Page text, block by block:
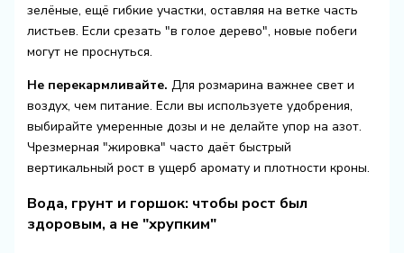
зелёные, ещё гибкие участки, оставляя на ветке часть
листьев. Если срезать "в голое дерево", новые побеги
могут не проснуться.
Не перекармливайте. Для розмарина важнее свет и
воздух, чем питание. Если вы используете удобрения,
выбирайте умеренные дозы и не делайте упор на азот.
Чрезмерная "жировка" часто даёт быстрый
вертикальный рост в ущерб аромату и плотности кроны.
Вода, грунт и горшок: чтобы рост был
здоровым, а не "хрупким"